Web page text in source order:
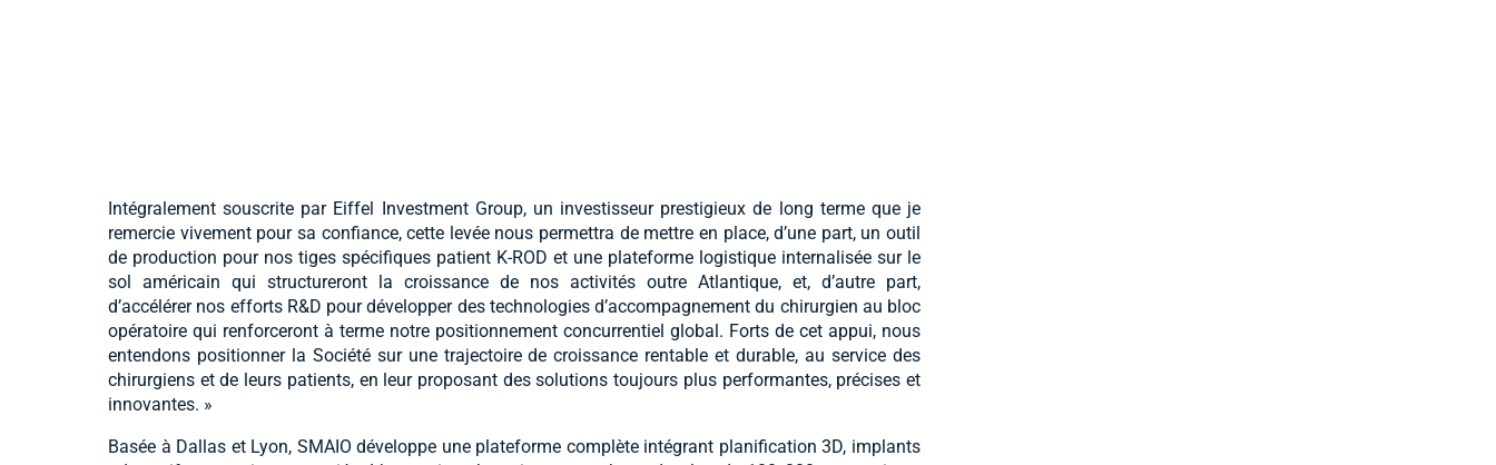
Intégralement souscrite par Eiffel Investment Group, un investisseur prestigieux de long terme que je
remercie vivement pour sa confiance, cette levée nous permettra de mettre en place, d’une part, un outil
de production pour nos tiges spécifiques patient K-ROD et une plateforme logistique internalisée sur le
sol américain qui structureront la croissance de nos activités outre Atlantique, et, d’autre part,
d’accélérer nos efforts R&D pour développer des technologies d’accompagnement du chirurgien au bloc
opératoire qui renforceront à terme notre positionnement concurrentiel global. Forts de cet appui, nous
entendons positionner la Société sur une trajectoire de croissance rentable et durable, au service des
chirurgiens et de leurs patients, en leur proposant des solutions toujours plus performantes, précises et
innovantes. »
Basée à Dallas et Lyon, SMAIO développe une plateforme complète intégrant planification 3D, implants